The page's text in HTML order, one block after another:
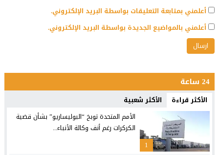
أعلمني بمتابعة التعليقات بواسطة البريد الإلكتروني.
أعلمني بالمواضيع الجديدة بواسطة البريد الإلكتروني.
24 ساعة
الأكثر قراءة الأكثر شعبية
1
الأمم المتحدة توبخ “البوليساريو” بشأن قضية
الكركرات رغم أنف وكالة الأنباء...